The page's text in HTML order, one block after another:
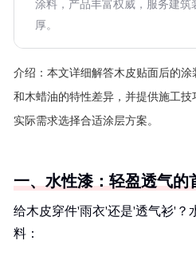
涂料，产品丰富权威，服务建筑
厚。
介绍： 本文详细解答木皮贴面后的
和木蜡油的特性差异，并提供施工
实际需求选择合适涂层方案。
一、水性漆：轻盈透气的
给木皮穿件'雨衣'还是'透气衫'？
料：